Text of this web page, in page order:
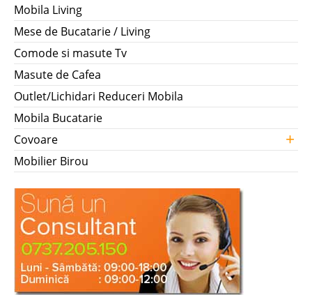
Mobila Living
Mese de Bucatarie / Living
Comode si masute Tv
Masute de Cafea
Outlet/Lichidari Reduceri Mobila
Mobila Bucatarie
Covoare
+
Mobilier Birou